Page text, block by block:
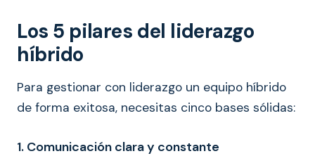
Los 5 pilares del liderazgo
híbrido
Para gestionar con liderazgo un equipo híbrido
de forma exitosa, necesitas cinco bases sólidas:
1. Comunicación clara y constante